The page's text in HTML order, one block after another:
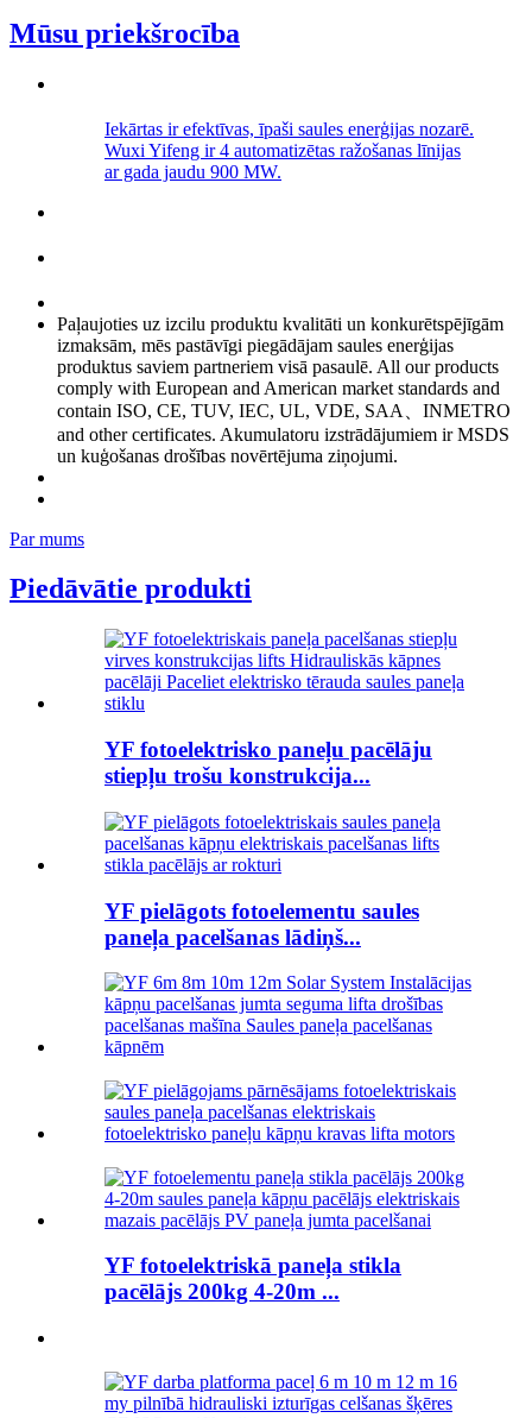
Mūsu priekšrocība
Iekārtas ir efektīvas, īpaši saules enerģijas nozarē.
Wuxi Yifeng ir 4 automatizētas ražošanas līnijas
ar gada jaudu 900 MW.
Paļaujoties uz izcilu produktu kvalitāti un konkurētspējīgām
izmaksām, mēs pastāvīgi piegādājam saules enerģijas
produktus saviem partneriem visā pasaulē. All our products
comply with European and American market standards and
contain ISO, CE, TUV, IEC, UL, VDE, SAA、INMETRO
and other certificates. Akumulatoru izstrādājumiem ir MSDS
un kuģošanas drošības novērtējuma ziņojumi.
Par mums
Piedāvātie produkti
YF fotoelektrisko paneļu pacēlāju
stiepļu trošu konstrukcija...
YF pielāgots fotoelementu saules
paneļa pacelšanas lādiņš...
YF fotoelektriskā paneļa stikla
pacēlājs 200kg 4-20m ...